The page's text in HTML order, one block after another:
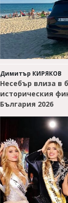
Димитър КИРЯКОВ
Несебър влиза в
историческия
България 2026